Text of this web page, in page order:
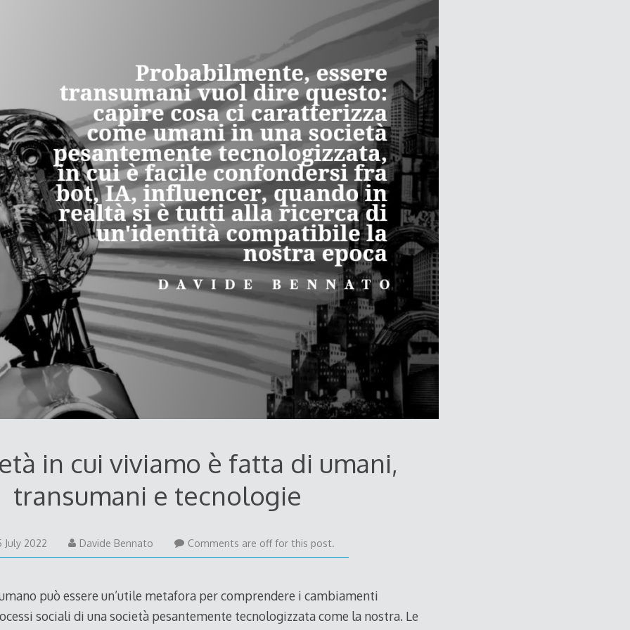
in cui viviamo è fatta di umani,
transumani e tecnologie
July 2022 Davide Bennato Comments are off for this post.
può essere un’utile metafora per comprendere i cambiamenti
sociali di una società pesantemente tecnologizzata come la nostra. Le